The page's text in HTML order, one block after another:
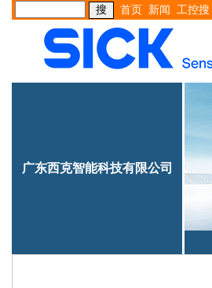
首页 新闻 工控搜
广东西克智能科技有限公司